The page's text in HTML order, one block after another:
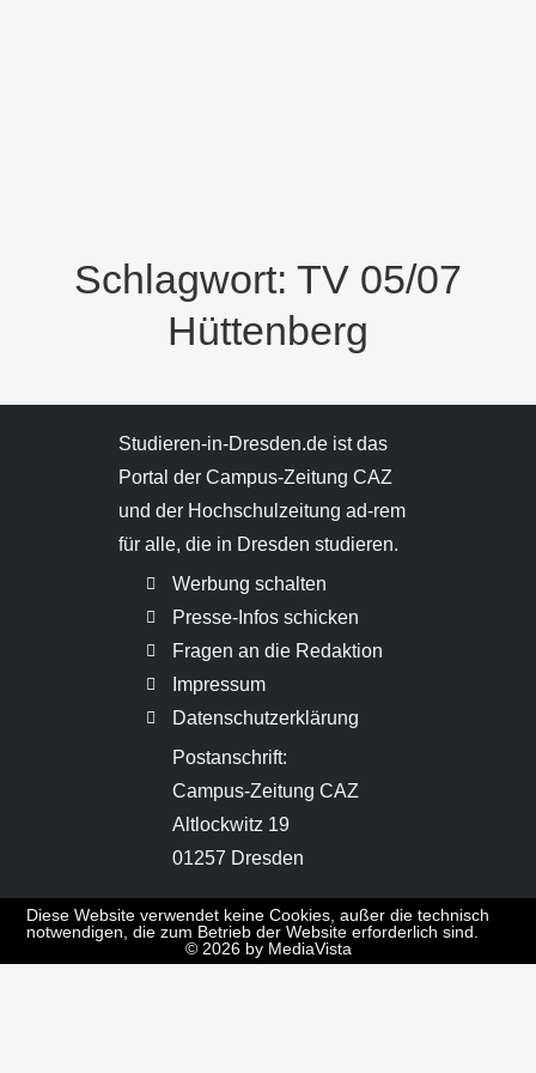
Schlagwort: TV 05/07
Hüttenberg
Studieren-in-Dresden.de ist das
Portal der Campus-Zeitung CAZ
und der Hochschulzeitung ad-rem
für alle, die in Dresden studieren.
Werbung schalten
Presse-Infos schicken
Fragen an die Redaktion
Impressum
Datenschutzerklärung
Postanschrift:
Campus-Zeitung CAZ
Altlockwitz 19
01257 Dresden
Diese Website verwendet keine Cookies, außer die technisch
notwendigen, die zum Betrieb der Website erforderlich sind.
© 2026 by MediaVista